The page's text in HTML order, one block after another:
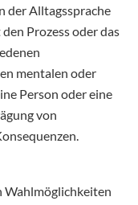
der Alltagssprache
Prozess oder das
mentalen oder
Person oder eine
von
Wahlmöglichkeiten